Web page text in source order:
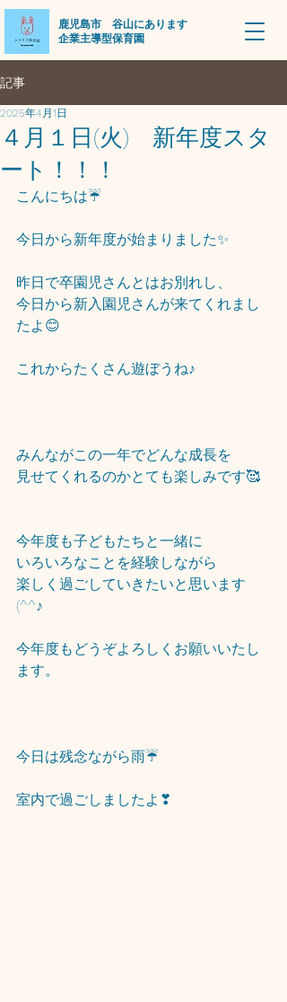
​鹿児島市 谷山にあります
企業主導型保育園
記事
４月１日(火) 新年度スタ
ート！！！
2025年4月1日
こんにちは☔
今日から新年度が始まりました✨
昨日で卒園児さんとはお別れし、
今日から新入園児さんが来てくれまし
たよ😊
これからたくさん遊ぼうね♪
みんながこの一年でどんな成長を
見せてくれるのかとても楽しみです🥰
今年度も子どもたちと一緒に
いろいろなことを経験しながら
楽しく過ごしていきたいと思います
(^^♪
今年度もどうぞよろしくお願いいたし
ます。
今日は残念ながら雨☔
室内で過ごしましたよ❣